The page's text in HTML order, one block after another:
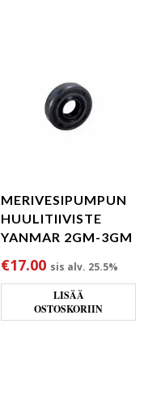
MERIVESIPUMPUN
HUULITIIVISTE
YANMAR 2GM-3GM
€17.00 sis alv. 25.5%
LISÄÄ
OSTOSKORIIN